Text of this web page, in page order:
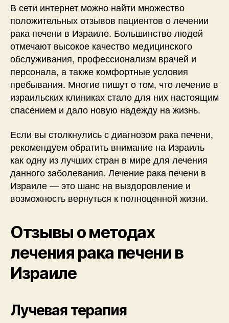
В сети интернет можно найти множество
положительных отзывов пациентов о лечении
рака печени в Израиле. Большинство людей
отмечают высокое качество медицинского
обслуживания, профессионализм врачей и
персонала, а также комфортные условия
пребывания. Многие пишут о том, что лечение в
израильских клиниках стало для них настоящим
спасением и дало новую надежду на жизнь.
Если вы столкнулись с диагнозом рака печени,
рекомендуем обратить внимание на Израиль
как одну из лучших стран в мире для лечения
данного заболевания. Лечение рака печени в
Израиле — это шанс на выздоровление и
возможность вернуться к полноценной жизни.
Отзывы о методах
лечения рака печени в
Израиле
Лучевая терапия